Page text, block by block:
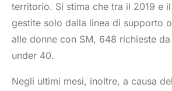
territorio. Si stima che tra il 2019 e
gestite solo dalla linea di supporto
alle donne con SM, 648 richieste
under 40.
Negli ultimi mesi, inoltre, a causa